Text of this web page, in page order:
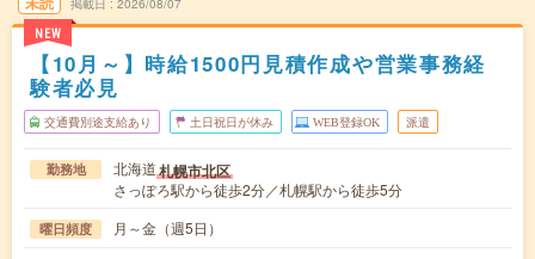
NEW
掲載日 2026/08/07
【10月～】時給1500円見積作成や営業事務経
験者必見
交通費別途支給あり 土日祝日が休み WEB登録OK 派遣
勤務地 北海道札幌市北区
さっぽろ駅から徒歩2分／札幌駅から徒歩5分
曜日頻度 月～金（週5日）